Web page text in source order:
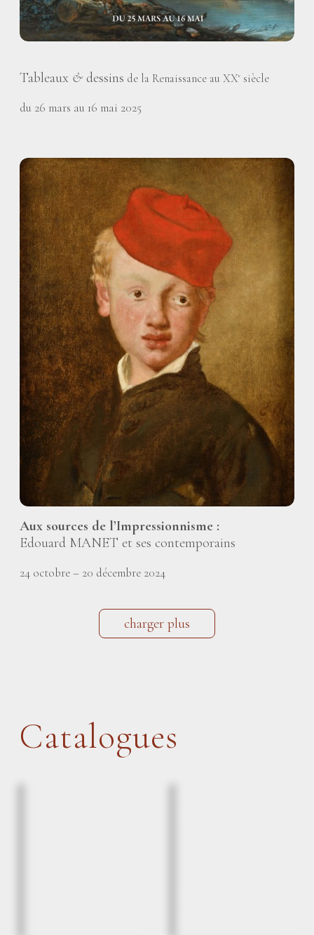
Tableaux & dessins de la Renaissance au XXe siècle
du 26 mars au 16 mai 2025
Aux sources de l’Impressionnisme :
Edouard MANET et ses contemporains
24 octobre – 20 décembre 2024
charger plus
Catalogues